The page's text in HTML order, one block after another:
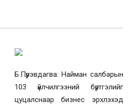
Б.Пүрэвдагва: Найман салбарын
103 үйлчилгээний бүртгэлийг
цуцалснаар бизнес эрхлэхэд